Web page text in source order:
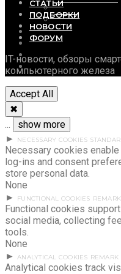
Софт и утилиты
Фото
СТАТЬИ
ПОДБОРКИ
НОВОСТИ
ФОРУМ
СТАТЬИ
ПОДБОРКИ
НОВОСТИ
ФОРУМ
IT-новости, обзоры
компьютерного железа
Accept All
✖
...
show more
►
NECESSARY COOKIES
Necessary cookies
log-ins and consent
store personal data.
None
►
FUNCTIONAL COOKIES REMARK
Functional cookies
social media, collecting
tools.
None
► ANALYTICAL COOKIES REMARK
Analytical cookies track